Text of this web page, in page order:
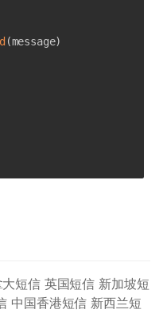
(message)
大短信 英国短信 新加坡短
中国香港短信 新西兰短